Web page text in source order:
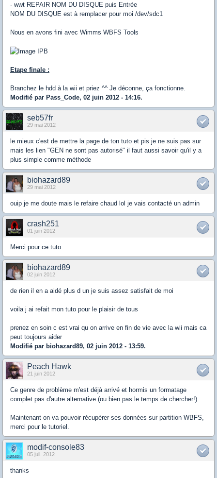
- wwt REPAIR NOM DU DISQUE puis Entrée
NOM DU DISQUE est à remplacer pour moi /dev/sdc1
Nous en avons fini avec Wimms WBFS Tools
Etape finale :
Branchez le hdd à la wii et priez ^^ Je déconne, ça fonctionne.
Modifié par Pass_Code, 02 juin 2012 - 14:16.
seb57fr
29 mai 2012
le mieux c'est de mettre la page de ton tuto et pis je ne suis pas sur
mais les lien "GEN ne sont pas autorisé" il faut aussi savoir qu'il y a
plus simple comme méthode
biohazard89
29 mai 2012
ouip je me doute mais le refaire chaud lol je vais contacté un admin
crash251
01 juin 2012
Merci pour ce tuto
biohazard89
02 juin 2012
de rien il en a aidé plus d un je suis assez satisfait de moi
voila j ai refait mon tuto pour le plaisir de tous
prenez en soin c est vrai qu on arrive en fin de vie avec la wii mais ca
peut toujours aider
Modifié par biohazard89, 02 juin 2012 - 13:59.
Peach Hawk
21 juin 2012
Ce genre de problème m'est déjà arrivé et hormis un formatage
complet pas d'autre alternative (ou bien pas le temps de chercher!)
Maintenant on va pouvoir récupérer ses données sur partition WBFS,
merci pour le tutoriel.
modif-console83
05 juil. 2012
thanks